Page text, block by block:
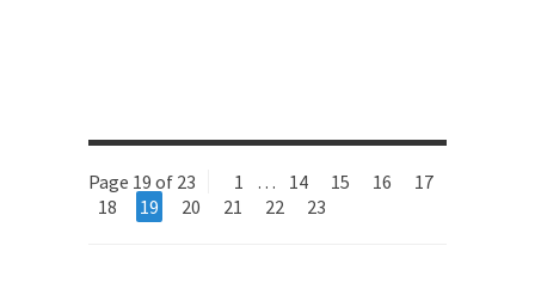
Page 19 of 23 1 … 14 15 16
17
18
19 20 21 22 23